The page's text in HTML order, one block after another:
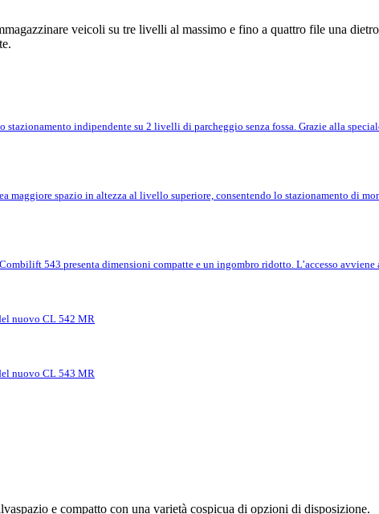
veicoli su tre livelli al massimo e fino a quattro file una
indipendente su 2 livelli di parcheggio senza fossa. Grazie alla
maggiore spazio in altezza al livello superiore, consentendo lo stazionamento di
543 presenta dimensioni compatte e un ingombro ridotto. L’accesso
nuovo CL 542 MR
nuovo CL 543 MR
e compatto con una varietà cospicua di opzioni di disposizione.